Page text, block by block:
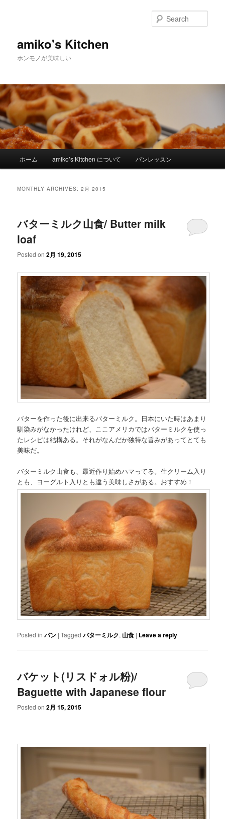
amiko's Kitchen
ホンモノが美味しい
Skip to primary content
Skip to secondary content
ホーム amiko’s Kitchen について パンレッスン
MONTHLY ARCHIVES:2月 2015
バターミルク山食/ Butter milk
loaf
Posted on2月 19, 2015
バターを作った後に出来るバターミルク。日本にいた時はあまり
馴染みがなかったけれど、ここアメリカではバターミルクを使っ
たレシピは結構ある。それがなんだか独特な旨みがあってとても
美味だ。
バターミルク山食も、最近作り始めハマってる。生クリーム入り
とも、ヨーグルト入りとも違う美味しさがある。おすすめ！
Posted in パン |Tagged バターミルク, 山食 | Leave a reply
バケット(リスドォル粉)/
Baguette with Japanese flour
Posted on2月 15, 2015